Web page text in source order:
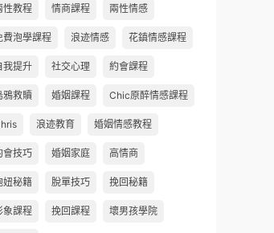
性教程 情商課程 兩性情感
費泡學課程 浪迹情感 花鎮情感課程
我提升 社交心理 約會課程
鴉救贖 婚姻課程 Chic原醉情感課程
浪迹教育 婚姻情感教程
會技巧 婚姻家庭 高情商
妞秘籍 脫單技巧 挽回秘籍
象課程 挽回課程 壞男孩學院